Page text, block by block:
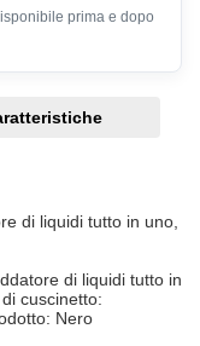
prima e dopo
di liquidi tutto in uno,
di liquidi tutto in
cuscinetto:
Nero